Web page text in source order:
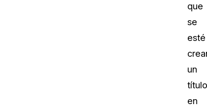
que
se
esté
un
título
en